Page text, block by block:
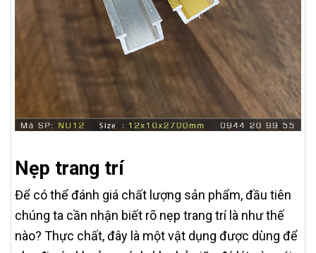
Nẹp trang trí
Để có thể đánh giá chất lượng sản phẩm, đầu tiên
chúng ta cần nhận biết rõ nẹp trang trí là như thế
nào? Thực chất, đây là một vật dụng được dùng để